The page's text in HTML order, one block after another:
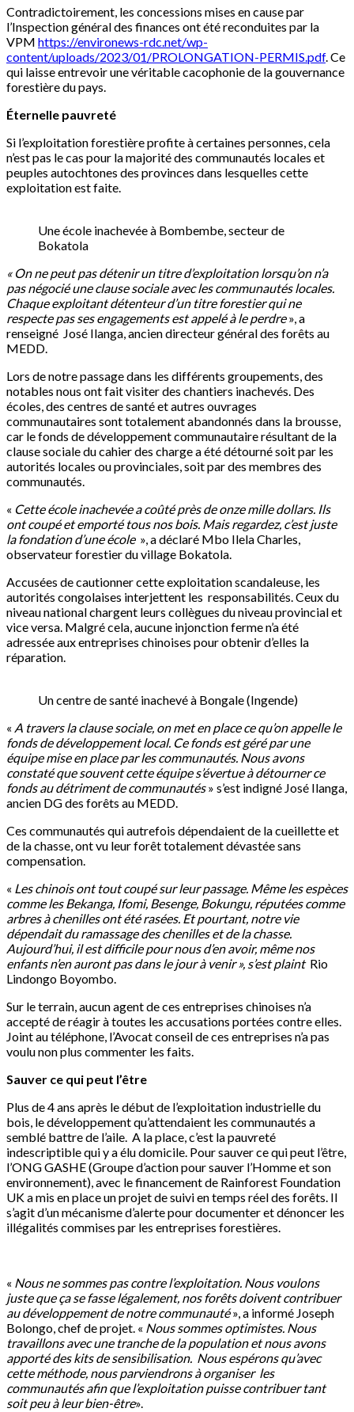
Contradictoirement, les concessions mises en cause par
l’Inspection général des finances ont été reconduites par la
VPM https://environews-rdc.net/wp-
content/uploads/2023/01/PROLONGATION-PERMIS.pdf. Ce
qui laisse entrevoir une véritable cacophonie de la gouvernance
forestière du pays.
Éternelle pauvreté
Si l’exploitation forestière profite à certaines personnes, cela
n’est pas le cas pour la majorité des communautés locales et
peuples autochtones des provinces dans lesquelles cette
exploitation est faite.
Une école inachevée à Bombembe, secteur de
Bokatola
« On ne peut pas détenir un titre d’exploitation lorsqu’on n’a
pas négocié une clause sociale avec les communautés locales.
Chaque exploitant détenteur d’un titre forestier qui ne
respecte pas ses engagements est appelé à le perdre», a
renseigné José Ilanga, ancien directeur général des forêts au
MEDD.
Lors de notre passage dans les différents groupements, des
notables nous ont fait visiter des chantiers inachevés. Des
écoles, des centres de santé et autres ouvrages
communautaires sont totalement abandonnés dans la brousse,
car le fonds de développement communautaire résultant de la
clause sociale du cahier des charge a été détourné soit par les
autorités locales ou provinciales, soit par des membres des
communautés.
« Cette école inachevée a coûté près de onze mille dollars. Ils
ont coupé et emporté tous nos bois. Mais regardez, c’est juste
la fondation d’une école », a déclaré Mbo Ilela Charles,
observateur forestier du village Bokatola.
Accusées de cautionner cette exploitation scandaleuse, les
autorités congolaises interjettent les responsabilités. Ceux du
niveau national chargent leurs collègues du niveau provincial et
vice versa. Malgré cela, aucune injonction ferme n’a été
adressée aux entreprises chinoises pour obtenir d’elles la
réparation.
Un centre de santé inachevé à Bongale (Ingende)
« A travers la clause sociale, on met en place ce qu’on appelle le
fonds de développement local. Ce fonds est géré par une
équipe mise en place par les communautés. Nous avons
constaté que souvent cette équipe s’évertue à détourner ce
fonds au détriment de communautés» s’est indigné José Ilanga,
ancien DG des forêts au MEDD.
Ces communautés qui autrefois dépendaient de la cueillette et
de la chasse, ont vu leur forêt totalement dévastée sans
compensation.
« Les chinois ont tout coupé sur leur passage. Même les espèces
comme les Bekanga, Ifomi, Besenge, Bokungu, réputées comme
arbres à chenilles ont été rasées. Et pourtant, notre vie
dépendait du ramassage des chenilles et de la chasse.
Aujourd’hui, il est difficile pour nous d’en avoir, même nos
enfants n’en auront pas dans le jour à venir », s’est plaint Rio
Lindongo Boyombo.
Sur le terrain, aucun agent de ces entreprises chinoises n’a
accepté de réagir à toutes les accusations portées contre elles.
Joint au téléphone, l’Avocat conseil de ces entreprises n’a pas
voulu non plus commenter les faits.
Sauver ce qui peut l’être
Plus de 4 ans après le début de l’exploitation industrielle du
bois, le développement qu’attendaient les communautés a
semblé battre de l’aile. A la place, c’est la pauvreté
indescriptible qui y a élu domicile. Pour sauver ce qui peut l’être,
l’ONG GASHE (Groupe d’action pour sauver l’Homme et son
environnement), avec le financement de Rainforest Foundation
UK a mis en place un projet de suivi en temps réel des forêts. Il
s’agit d’un mécanisme d’alerte pour documenter et dénoncer les
illégalités commises par les entreprises forestières.
« Nous ne sommes pas contre l’exploitation. Nous voulons
juste que ça se fasse légalement, nos forêts doivent contribuer
au développement de notre communauté», a informé Joseph
Bolongo, chef de projet. « Nous sommes optimistes. Nous
travaillons avec une tranche de la population et nous avons
apporté des kits de sensibilisation. Nous espérons qu’avec
cette méthode, nous parviendrons à organiser les
communautés afin que l’exploitation puisse contribuer tant
soit peu à leur bien-être».